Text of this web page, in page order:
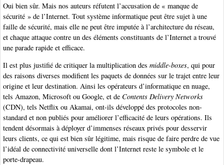
Oui bien sûr. Mais nos auteurs réfutent l’accusation de « manque de
sécurité » de l’Internet. Tout système informatique peut être sujet à une
faille de sécurité, mais elle ne peut être imputée à l’architecture du réseau,
et chaque attaque contre un des éléments constituants de l’Internet a trouvé
une parade rapide et efficace.
Il est plus justifié de critiquer la multiplication des middle-boxes, qui pour
des raisons diverses modifient les paquets de données sur le trajet entre leur
origine et leur destination. Ainsi les opérateurs d’informatique en nuage,
tels Amazon, Microsoft ou Google, et de Contents Delivery Networks
(CDN), tels Netflix ou Akamai, ont-ils développé des protocoles non-
standard et non publiés pour améliorer l’efficacité de leurs opérations. Ils
tendent désormais à déployer d’immenses réseaux privés pour desservir
leurs clients, ce qui est bien sûr légitime, mais risque de faire perdre de vue
l’idéal de connectivité universelle dont l’Internet reste le symbole et le
porte-drapeau.